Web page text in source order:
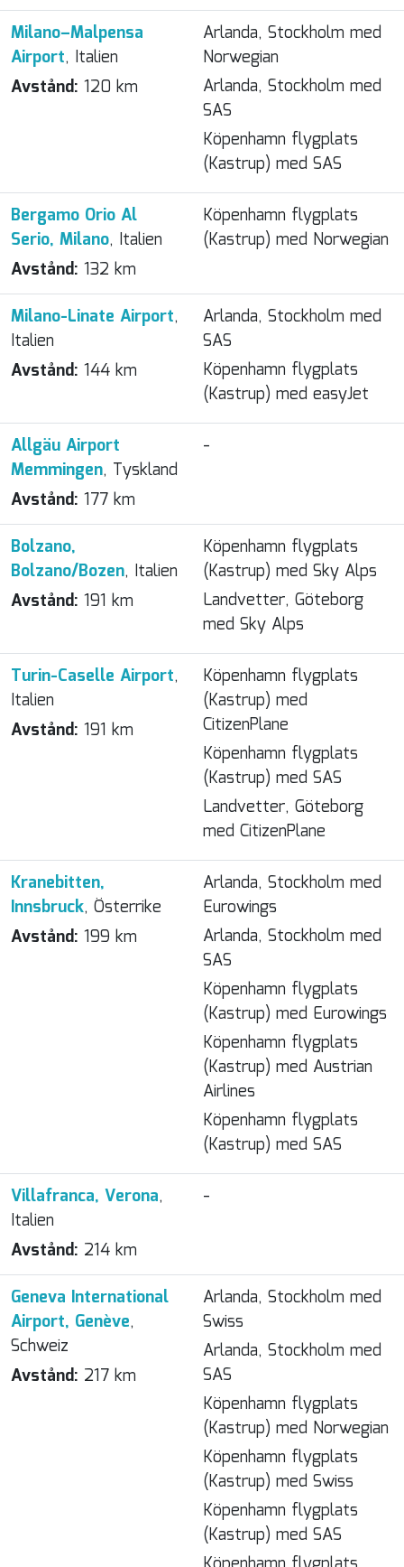
Milano–Malpensa
Airport, Italien
Avstånd: 120 km
Arlanda, Stockholm med
Norwegian
Arlanda, Stockholm med
SAS
Köpenhamn flygplats
(Kastrup) med SAS
Bergamo Orio Al
Serio, Milano, Italien
Avstånd: 132 km
Köpenhamn flygplats
(Kastrup) med Norwegian
Milano-Linate Airport,
Italien
Avstånd: 144 km
Arlanda, Stockholm med
SAS
Köpenhamn flygplats
(Kastrup) med easyJet
Allgäu Airport
Memmingen, Tyskland
Avstånd: 177 km
-
Bolzano,
Bolzano/Bozen, Italien
Avstånd: 191 km
Köpenhamn flygplats
(Kastrup) med Sky Alps
Landvetter, Göteborg
med Sky Alps
Turin-Caselle Airport,
Italien
Avstånd: 191 km
Köpenhamn flygplats
(Kastrup) med
CitizenPlane
Köpenhamn flygplats
(Kastrup) med SAS
Landvetter, Göteborg
med CitizenPlane
Kranebitten,
Innsbruck, Österrike
Avstånd: 199 km
Arlanda, Stockholm med
Eurowings
Arlanda, Stockholm med
SAS
Köpenhamn flygplats
(Kastrup) med Eurowings
Köpenhamn flygplats
(Kastrup) med Austrian
Airlines
Köpenhamn flygplats
(Kastrup) med SAS
Villafranca, Verona,
Italien
Avstånd: 214 km
-
Geneva International
Airport, Genève,
Schweiz
Avstånd: 217 km
Arlanda, Stockholm med
Swiss
Arlanda, Stockholm med
SAS
Köpenhamn flygplats
(Kastrup) med Norwegian
Köpenhamn flygplats
(Kastrup) med Swiss
Köpenhamn flygplats
(Kastrup) med SAS